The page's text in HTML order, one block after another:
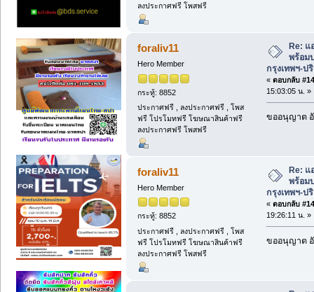
ลงประกาศฟรี โพสฟรี
foraliv11
Hero Member
กระทู้: 8852
ประกาศฟรี , ลงประกาศฟรี , โพส
ฟรี โปรโมทฟรี โฆษณาสินค้าฟรี
ลงประกาศฟรี โพสฟรี
Re:
พร้อม
กรุงเทพฯ-
« ตอบกลับ
15:03:05 น. »
ขออนุญาต
foraliv11
Hero Member
กระทู้: 8852
ประกาศฟรี , ลงประกาศฟรี , โพส
ฟรี โปรโมทฟรี โฆษณาสินค้าฟรี
ลงประกาศฟรี โพสฟรี
Re:
พร้อม
กรุงเทพฯ-
« ตอบกลับ
19:26:11 น. »
ขออนุญาต